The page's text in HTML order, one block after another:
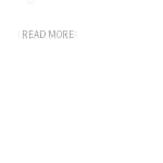
READ MORE